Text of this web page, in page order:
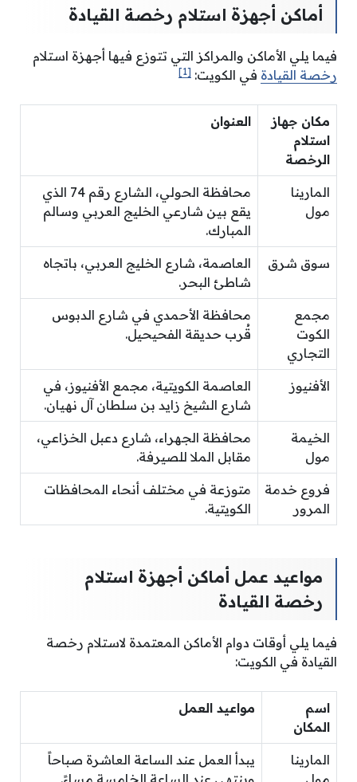
أماكن أجهزة استلام رخصة القيادة
فيما يلي الأماكن والمراكز التي تتوزع فيها أجهزة استلام
رخصة القيادة في الكويت: [1]
مكان جهاز
استلام
الرخصة
العنوان
المارينا
مول
محافظة الحولي، الشارع رقم 74 الذي
يقع بين شارعي الخليج العربي وسالم
المبارك.
سوق شرق
العاصمة، شارع الخليج العربي، باتجاه
شاطئ البحر.
مجمع
الكوت
التجاري
محافظة الأحمدي في شارع الدبوس
قُرب حديقة الفحيحيل.
الأفنيوز
العاصمة الكويتية، مجمع الأفنيوز، في
شارع الشيخ زايد بن سلطان آل نهيان.
الخيمة
مول
محافظة الجهراء، شارع دعبل الخزاعي،
مقابل الملا للصيرفة.
فروع خدمة
المرور
متوزعة في مختلف أنحاء المحافظات
الكويتية.
مواعيد عمل أماكن أجهزة استلام
رخصة القيادة
فيما يلي أوقات دوام الأماكن المعتمدة لاستلام رخصة
القيادة في الكويت:
اسم
المكان
مواعيد العمل
المارينا
مول
يبدأ العمل عند الساعة العاشرة صباحاً
وينتهي عند الساعة الخامسة مساءً.